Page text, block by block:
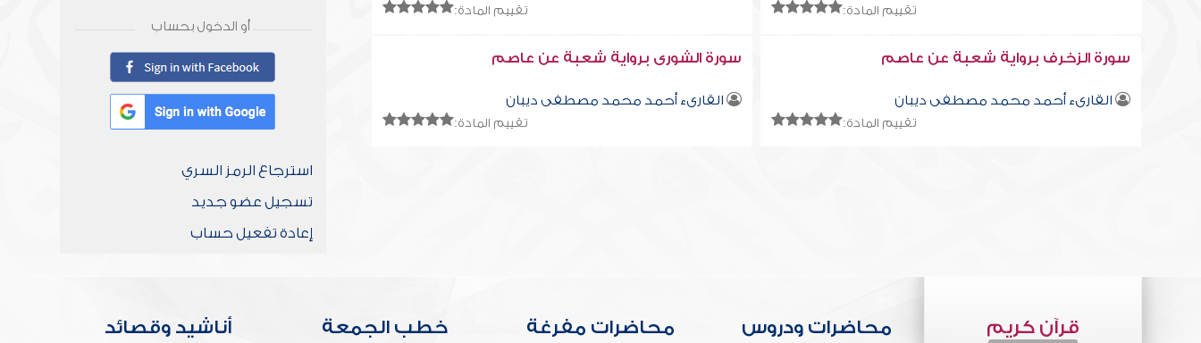
تقييم المادة: تقييم المادة:
سورة الزخرف برواية شعبة عن عاصم
القارىء أحمد محمد مصطفى ديبان
تقييم المادة:
سورة الشورى برواية شعبة عن عاصم
القارىء أحمد محمد مصطفى ديبان
تقييم المادة:
أو الدخول بحساب
استرجاع الرمز السري
تسجيل عضو جديد
إعادة تفعيل حساب
قرآن كريم محاضرات ودروس محاضرات مفرغة خطب الجمعة أناشيد وقصائد